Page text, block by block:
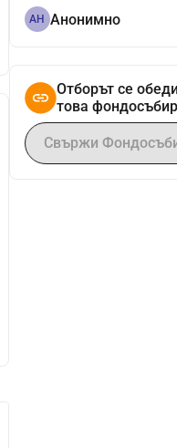
АН Анонимно
Отборът се
това
Свържи